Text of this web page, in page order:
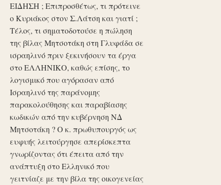
ΕΙΔΗΣΗ ; Επιπροσθέτως, τι πρότεινε
ο Κυριάκος στον Σ.Λάτση και γιατί ;
Τέλος, τι σηματοδοτούσε η πώληση
της βίλας Μητσοτάκη στη Γλυφάδα σε
ισραηλινό πριν ξεκινήσουν τα έργα
στο ΕΛΛΗΝΙΚΟ, καθώς επίσης, το
λογισμικό που αγόρασαν από
Ισραηλινό της παράνομης
παρακολούθησης και παραβίασης
κωδικών από την κυβέρνηση ΝΔ
Μητσοτάκη ? Ο κ. πρωθυπουργός ως
ευφυής λειτούργησε απερίσκεπτα
γνωρίζοντας ότι έπειτα από την
ανάπτυξη στο Ελληνικό που
γειτνίαζε με την βίλα της οικογενείας